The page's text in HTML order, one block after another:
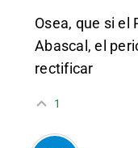
Osea, que si el
Abascal, el
rectificar
1